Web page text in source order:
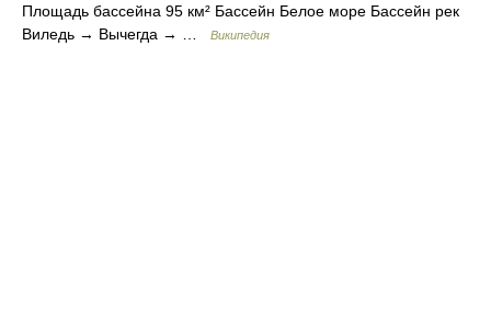
Площадь бассейна 95 км² Бассейн Белое море Бассейн рек
Виледь → Вычегда → …
Википедия